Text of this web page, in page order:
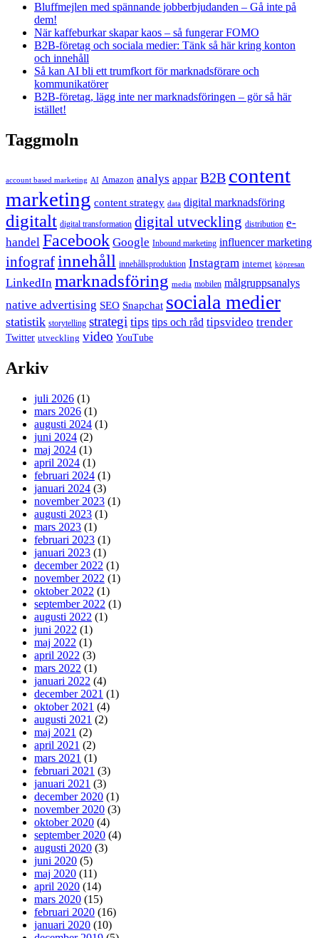
Bluffmejlen med spännande jobberbjudanden – Gå inte på
dem!
När kaffeburkar skapar kaos – så fungerar FOMO
B2B-företag och sociala medier: Tänk så här kring konton
och innehåll
Så kan AI bli ett trumfkort för marknadsförare och
kommunikatörer
B2B-företag, lägg inte ner marknadsföringen – gör så här
istället!
Taggmoln
account based marketing AI Amazon analys appar B2B content
marketing content strategy data digital marknadsföring
digitalt digital transformation digital utveckling distribution e-
handel Facebook Google Inbound marketing influencer marketing
infograf innehåll innehållsproduktion Instagram internet köpresan
LinkedIn marknadsföring media mobilen målgruppsanalys
native advertising SEO Snapchat sociala medier
statistik storytelling strategi tips tips och råd tipsvideo trender
Twitter utveckling video YouTube
Arkiv
juli 2026 (1)
mars 2026 (1)
augusti 2024 (1)
juni 2024 (2)
maj 2024 (1)
april 2024 (1)
februari 2024 (1)
januari 2024 (3)
november 2023 (1)
augusti 2023 (1)
mars 2023 (1)
februari 2023 (1)
januari 2023 (1)
december 2022 (1)
november 2022 (1)
oktober 2022 (1)
september 2022 (1)
augusti 2022 (1)
juni 2022 (1)
maj 2022 (1)
april 2022 (3)
mars 2022 (1)
januari 2022 (4)
december 2021 (1)
oktober 2021 (4)
augusti 2021 (2)
maj 2021 (2)
april 2021 (2)
mars 2021 (1)
februari 2021 (3)
januari 2021 (3)
december 2020 (1)
november 2020 (3)
oktober 2020 (4)
september 2020 (4)
augusti 2020 (3)
juni 2020 (5)
maj 2020 (11)
april 2020 (14)
mars 2020 (15)
februari 2020 (16)
januari 2020 (10)